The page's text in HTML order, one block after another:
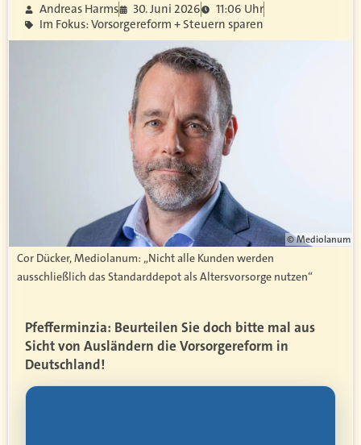
Andreas Harms 30. Juni 2026
11:06 Uhr
Im Fokus: Vorsorgereform + Steuern sparen
© Mediolanum
Cor Dücker, Mediolanum: „Nicht alle Kunden werden
ausschließlich das Standarddepot als Altersvorsorge nutzen“
Pfefferminzia: Beurteilen Sie doch bitte mal aus
Sicht von Ausländern die Vorsorgereform in
Deutschland!